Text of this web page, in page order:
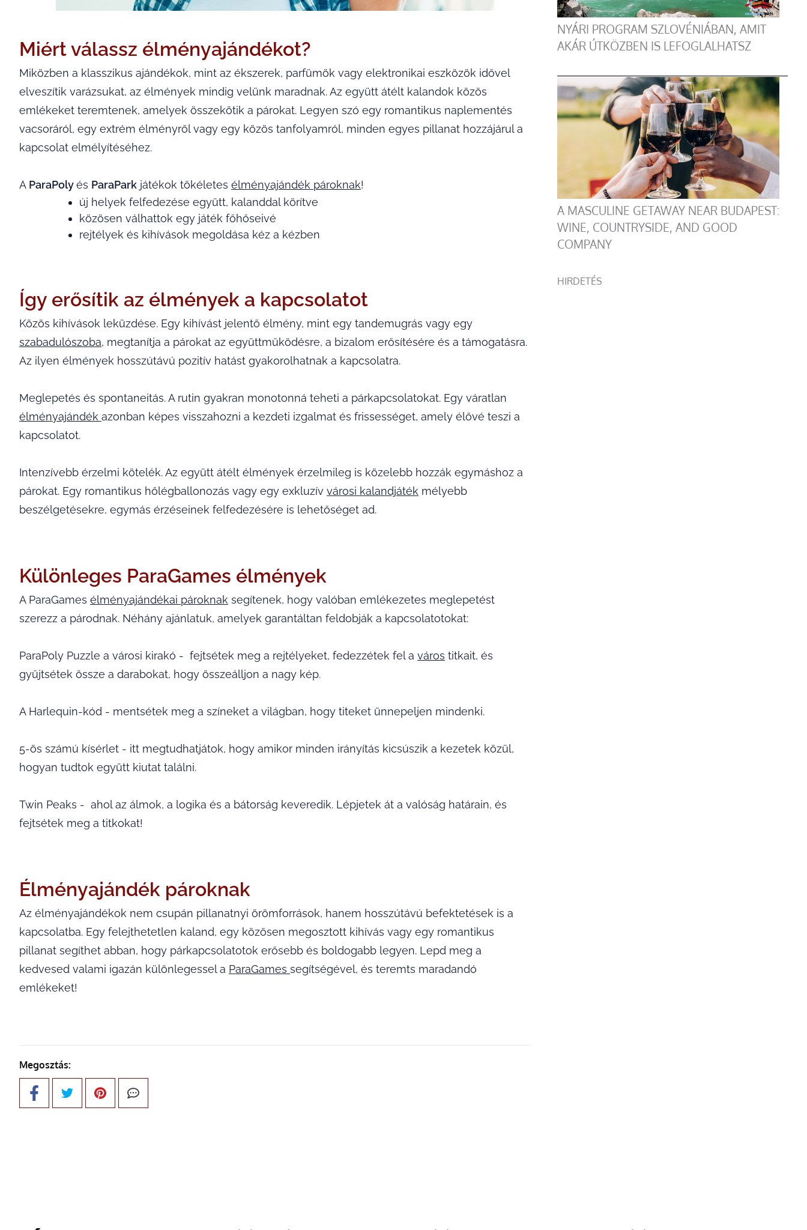
Miért válassz élményajándékot?
Miközben a klasszikus ajándékok, mint az ékszerek, parfümök vagy elektronikai eszközök idővel
elveszítik varázsukat, az élmények mindig velünk maradnak. Az együtt átélt kalandok közös
emlékeket teremtenek, amelyek összekötik a párokat. Legyen szó egy romantikus naplementés
vacsoráról, egy extrém élményről vagy egy közös tanfolyamról, minden egyes pillanat hozzájárul a
kapcsolat elmélyítéséhez.
A ParaPolyés ParaPark játékok tökéletes élményajándék pároknak!
új helyek felfedezése együtt, kalanddal körítve
közösen válhattok egy játék főhőseivé
rejtélyek és kihívások megoldása kéz a kézben
Így erősítik az élmények a kapcsolatot
Közös kihívások leküzdése. Egy kihívást jelentő élmény, mint egy tandemugrás vagy egy
szabadulószoba, megtanítja a párokat az együttműködésre, a bizalom erősítésére és a támogatásra.
Az ilyen élmények hosszútávú pozitív hatást gyakorolhatnak a kapcsolatra.
Meglepetés és spontaneitás. A rutin gyakran monotonná teheti a párkapcsolatokat. Egy váratlan
élményajándék azonban képes visszahozni a kezdeti izgalmat és frissességet, amely élővé teszi a
kapcsolatot.
Intenzívebb érzelmi kötelék. Az együtt átélt élmények érzelmileg is közelebb hozzák egymáshoz a
párokat. Egy romantikus hőlégballonozás vagy egy exkluzív városi kalandjáték mélyebb
beszélgetésekre, egymás érzéseinek felfedezésére is lehetőséget ad.
Különleges ParaGames élmények
A ParaGames élményajándékai pároknak segítenek, hogy valóban emlékezetes meglepetést
szerezz a párodnak. Néhány ajánlatuk, amelyek garantáltan feldobják a kapcsolatotokat:
ParaPoly Puzzle a városi kirakó - fejtsétek meg a rejtélyeket, fedezzétek fel a város titkait, és
gyűjtsétek össze a darabokat, hogy összeálljon a nagy kép.
A Harlequin-kód - mentsétek meg a színeket a világban, hogy titeket ünnepeljen mindenki.
5-ös számú kísérlet - itt megtudhatjátok, hogy amikor minden irányítás kicsúszik a kezetek közül,
hogyan tudtok együtt kiutat találni.
Twin Peaks - ahol az álmok, a logika és a bátorság keveredik. Lépjetek át a valóság határain, és
fejtsétek meg a titkokat!
Élményajándék pároknak
Az élményajándékok nem csupán pillanatnyi örömforrások, hanem hosszútávú befektetések is a
kapcsolatba. Egy felejthetetlen kaland, egy közösen megosztott kihívás vagy egy romantikus
pillanat segíthet abban, hogy párkapcsolatotok erősebb és boldogabb legyen. Lepd meg a
kedvesed valami igazán különlegessel a ParaGames segítségével, és teremts maradandó
emlékeket!
Megosztás:
NYÁRI PROGRAM SZLOVÉNIÁBAN, AMIT
AKÁR ÚTKÖZBEN IS LEFOGLALHATSZ
A MASCULINE GETAWAY NEAR BUDAPEST:
WINE, COUNTRYSIDE, AND GOOD
COMPANY
HIRDETÉS